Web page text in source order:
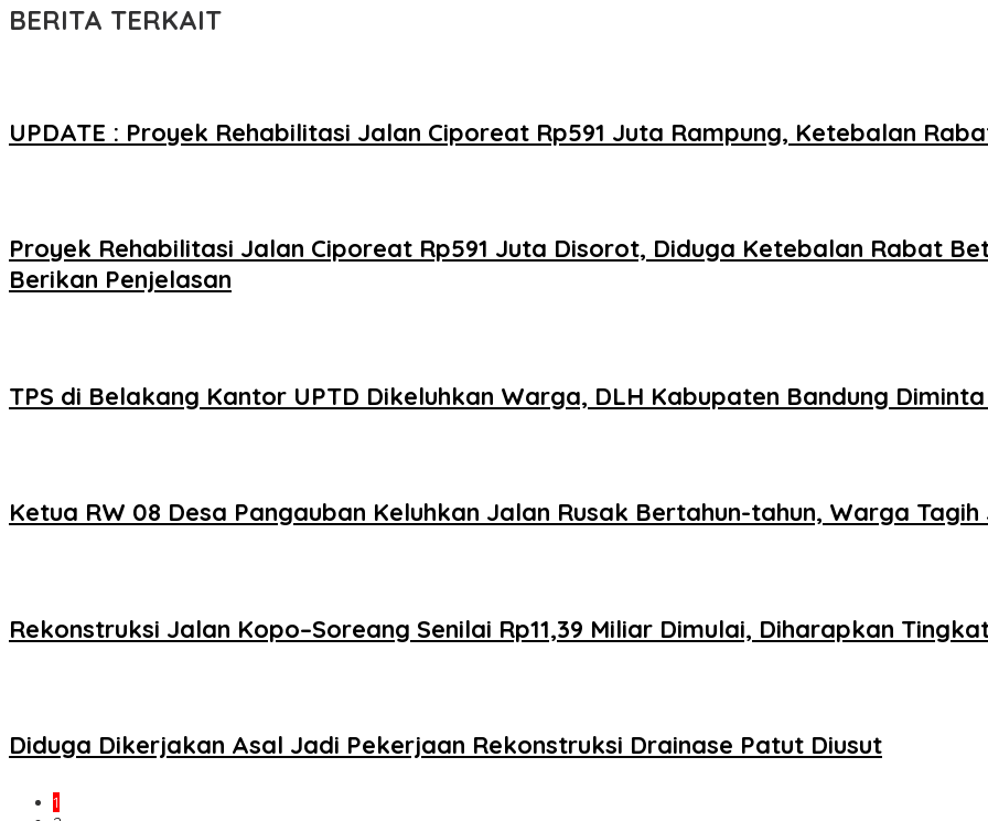
BERITA TERKAIT
UPDATE : Proyek Rehabilitasi Jalan Ciporeat Rp591 Juta Rampung, Ketebalan
Proyek Rehabilitasi Jalan Ciporeat Rp591 Juta Disorot, Diduga Ketebalan Rabat
Berikan Penjelasan
TPS di Belakang Kantor UPTD Dikeluhkan Warga, DLH Kabupaten Bandung
Ketua RW 08 Desa Pangauban Keluhkan Jalan Rusak Bertahun-tahun, Warga
Rekonstruksi Jalan Kopo–Soreang Senilai Rp11,39 Miliar Dimulai, Diharapkan
Diduga Dikerjakan Asal Jadi Pekerjaan Rekonstruksi Drainase Patut Diusut
1